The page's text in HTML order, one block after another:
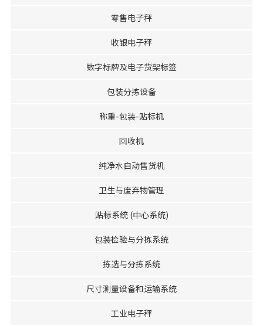
零售电子秤
收银电子秤
数字标牌及电子货架标签
包装分拣设备
称重-包装-贴标机
回收机
纯净水自动售货机
卫生与废弃物管理
贴标系统 (中心系统)
包装检验与分拣系统
拣选与分拣系统
尺寸测量设备和运输系统
工业电子秤